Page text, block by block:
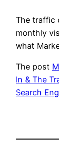
The traffic
monthly
what
The post
In & The
Search